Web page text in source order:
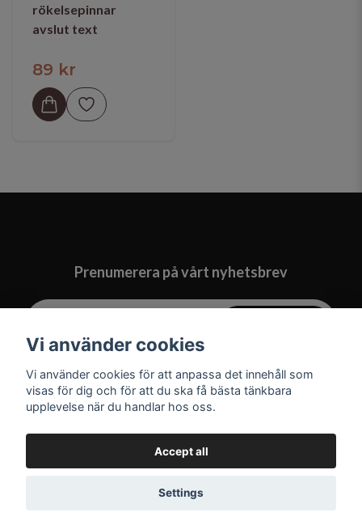
rökelsepinnar
avslut text
89 kr
Prenumerera på vårt nyhetsbrev
© 2026 MIMITISTA.SE
Vi använder cookies
Vi använder cookies för att anpassa det innehåll som
visas för dig och för att du ska få bästa tänkbara
upplevelse när du handlar hos oss.
Accept all
Settings